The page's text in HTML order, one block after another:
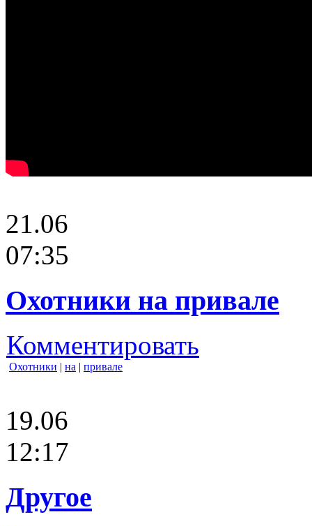
21.06
07:35
Охотники на привале
Комментировать
Охотники | на | привале
19.06
12:17
Другое